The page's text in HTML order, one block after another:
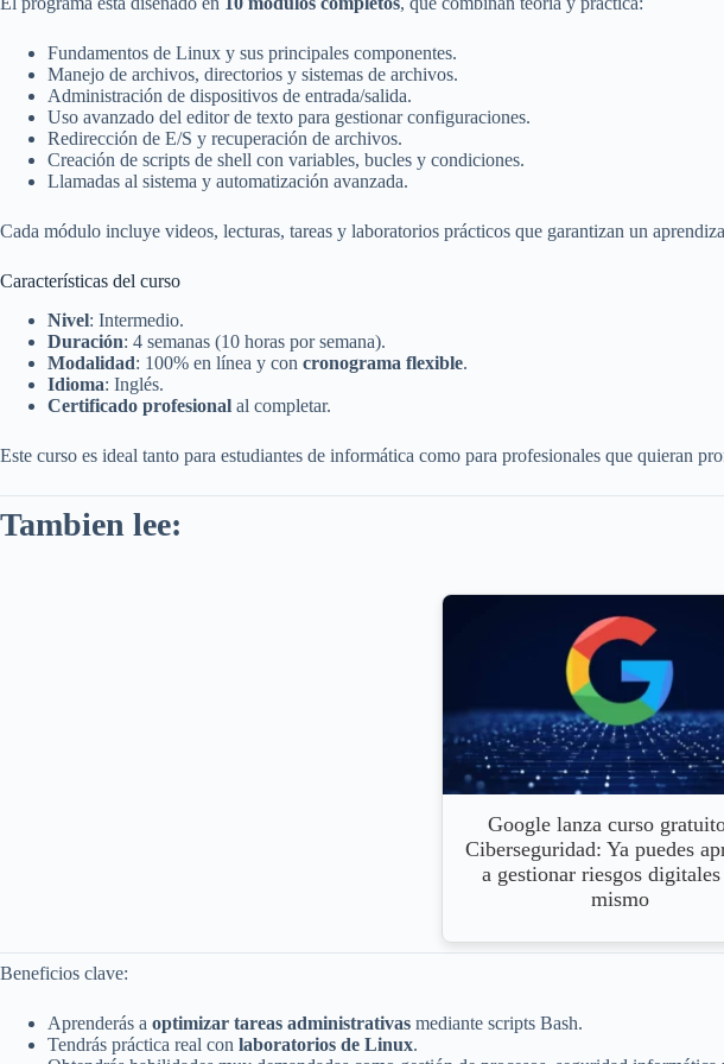
Fundamentos de Linux y sus principales componentes.
Manejo de archivos, directorios y sistemas de archivos.
Administración de dispositivos de entrada/salida.
Uso avanzado del editor de texto para gestionar configuraciones.
Redirección de E/S y recuperación de archivos.
Creación de scripts de shell con variables, bucles y condiciones.
Llamadas al sistema y automatización avanzada.
Cada módulo incluye videos, lecturas, tareas y laboratorios prácticos que garantizan un
Características del curso
Nivel: Intermedio.
Duración: 4 semanas (10 horas por semana).
Modalidad: 100% en línea y con cronograma flexible.
Idioma: Inglés.
Certificado profesional al completar.
Este curso es ideal tanto para estudiantes de informática como para profesionales que quieran
Tambien lee:
Google lanza curso
Ciberseguridad: Ya puedes
a gestionar riesgos
mismo
Beneficios clave:
Aprenderás a optimizar tareas administrativas mediante scripts Bash.
Tendrás práctica real con laboratorios de Linux.